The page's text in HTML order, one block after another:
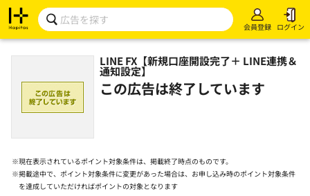
会員登録 ログイン
LINE FX【新規口座開設完了＋ LINE連携＆
通知設定】
この広告は終了しています
※現在表示されているポイント対象条件は、掲載終了時点のものです。
※掲載途中で、ポイント対象条件に変更があった場合は、お申し込み時のポイント対象条件
を達成していただければポイントの対象となります